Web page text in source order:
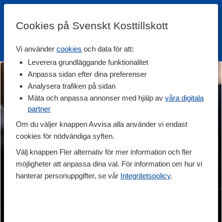
Cookies på Svenskt Kosttillskott
Vi använder cookies och data för att:
Leverera grundläggande funktionalitet
Anpassa sidan efter dina preferenser
Analysera trafiken på sidan
Mäta och anpassa annonser med hjälp av våra digitala
partner
Om du väljer knappen Avvisa alla använder vi endast
cookies för nödvändiga syften.
Välj knappen Fler alternativ för mer information och fler
möjligheter att anpassa dina val. För information om hur vi
hanterar personuppgifter, se vår Integritetspolicy.
Fri frakt Snabb leverans